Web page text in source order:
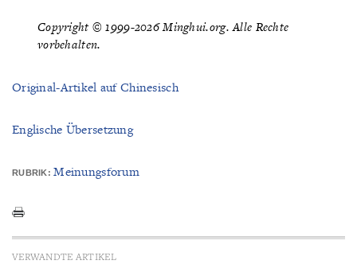
Copyright © 1999-2026 Minghui.org. Alle Rechte
vorbehalten.
Original-Artikel auf Chinesisch
Englische Übersetzung
RUBRIK: Meinungsforum
VERWANDTE ARTIKEL